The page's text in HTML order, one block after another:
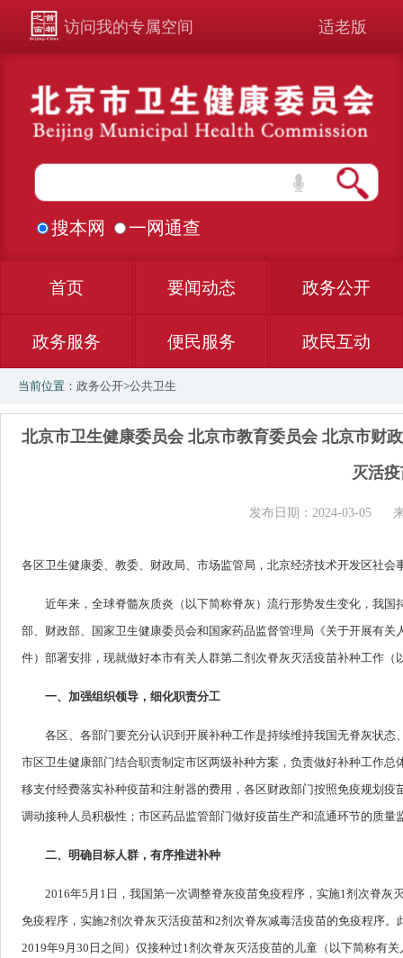
访问我的专属空间 适老版
搜本网 一网通查
首页 要闻动态 政务公开
政务服务 便民服务 政民互动
当前位置： 政务公开>公共卫生
北京市卫生健康委员会 北京市教育委员会 北京市财
灭活
发布日期：2024-03-05
各区卫生健康委 、教委、财政局、市场监管局 ， 北京经济技术开发区社会
近年来，全球脊髓灰质炎（以下简称脊灰）流行形势发生变化，我
部、财政部、国家卫生健康委员会和国家药品监督管理局《关于开展有
件）部署安排，现就做好本市有关人群第二剂次脊灰灭活疫苗补种工作（
一、加强组织领导，细化职责分工
各区、各部门要充分认识到开展补种工作是持续维持我国无脊灰状
市区卫生健康部门结合职责制定市区两级补种方案，负责做好补种工作
移支付经费落实补种疫苗和注射器的费用，各区财政部门按照免疫规划
调动接种人员积极性；市区药品监管部门做好疫苗生产和流通环节的质
二、明确目标人群，有序推进补种
2016年5月1日，我国第一次调整脊灰疫苗免疫程序，实施1剂次脊
免疫程序，实施2剂次脊灰灭活疫苗和2剂次脊灰减毒活疫苗的免疫程序
2019年9月30日之间）仅接种过1剂次脊灰灭活疫苗的儿童（以下简称有